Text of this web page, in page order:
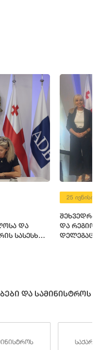
და
სასესხო
25 ივნისი
შეხვედრა
და
და სამინისტროს
სამინისტროს